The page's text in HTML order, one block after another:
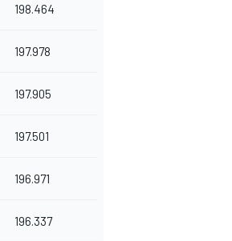
198.464
197.978
197.905
197.501
196.971
196.337